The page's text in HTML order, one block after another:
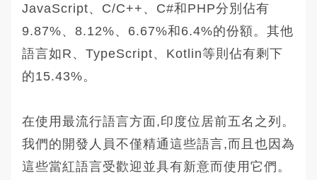
JavaScript、C/C++、C#和PHP分別佔有
9.87%、8.12%、6.67%和6.4%的份額。其他
語言如R、TypeScript、Kotlin等則佔有剩下
的15.43%。
在使用最流行語言方面,印度位居前五名之列。
我們的開發人員不僅精通這些語言,而且也因為
這些當紅語言受歡迎並具有新意而使用它們。